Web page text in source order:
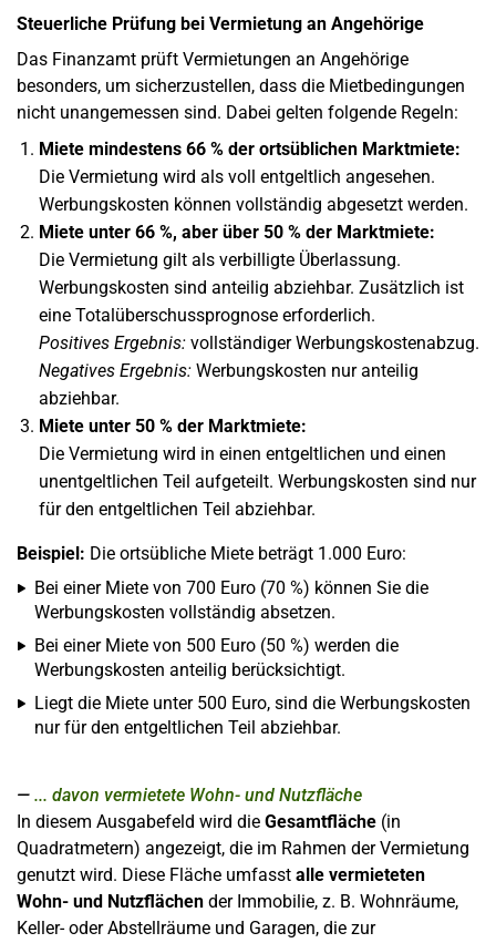
Steuerliche Prüfung bei Vermietung an Angehörige
Das Finanzamt prüft Vermietungen an Angehörige
besonders, um sicherzustellen, dass die Mietbedingungen
nicht unangemessen sind. Dabei gelten folgende Regeln:
Miete mindestens 66 % der ortsüblichen Marktmiete:
Die Vermietung wird als voll entgeltlich angesehen.
Werbungskosten können vollständig abgesetzt werden.
Miete unter 66 %, aber über 50 % der Marktmiete:
Die Vermietung gilt als verbilligte Überlassung.
Werbungskosten sind anteilig abziehbar. Zusätzlich ist
eine Totalüberschussprognose erforderlich.
Positives Ergebnis: vollständiger Werbungskostenabzug.
Negatives Ergebnis: Werbungskosten nur anteilig
abziehbar.
Miete unter 50 % der Marktmiete:
Die Vermietung wird in einen entgeltlichen und einen
unentgeltlichen Teil aufgeteilt. Werbungskosten sind nur
für den entgeltlichen Teil abziehbar.
Beispiel: Die ortsübliche Miete beträgt 1.000 Euro:
Bei einer Miete von 700 Euro (70 %) können Sie die
Werbungskosten vollständig absetzen.
Bei einer Miete von 500 Euro (50 %) werden die
Werbungskosten anteilig berücksichtigt.
Liegt die Miete unter 500 Euro, sind die Werbungskosten
nur für den entgeltlichen Teil abziehbar.
... davon vermietete Wohn- und Nutzfläche
In diesem Ausgabefeld wird die Gesamtfläche (in
Quadratmetern) angezeigt, die im Rahmen der Vermietung
genutzt wird. Diese Fläche umfasst alle vermieteten
Wohn- und Nutzflächen der Immobilie, z. B. Wohnräume,
Keller- oder Abstellräume und Garagen, die zur